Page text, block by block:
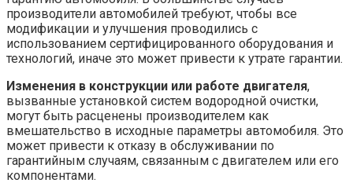
производители автомобилей требуют, чтобы все
модификации и улучшения проводились с
использованием сертифицированного оборудования и
технологий, иначе это может привести к утрате гарантии.
Изменения в конструкции или работе двигателя,
вызванные установкой систем водородной очистки,
могут быть расценены производителем как
вмешательство в исходные параметры автомобиля. Это
может привести к отказу в обслуживании по
гарантийным случаям, связанным с двигателем или его
компонентами.